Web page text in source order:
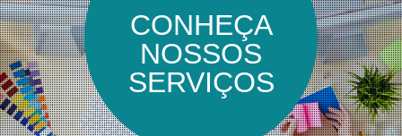
CONHEÇA
NOSSOS
SERVIÇOS